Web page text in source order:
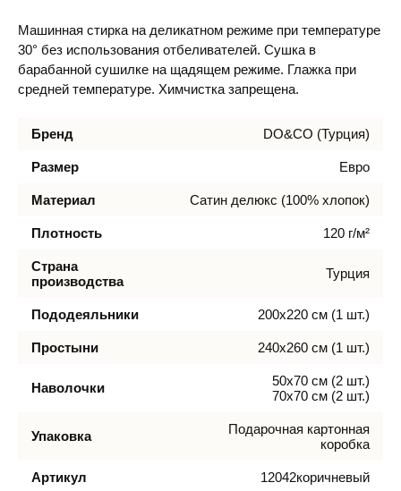
Машинная стирка на деликатном режиме при температуре
30° без использования отбеливателей. Сушка в
барабанной сушилке на щадящем режиме. Глажка при
средней температуре. Химчистка запрещена.
Бренд DO&CO (Турция)
Размер Евро
Материал Сатин делюкс (100% хлопок)
Плотность 120 г/м²
Страна
производства
Турция
Пододеяльники 200х220 см (1 шт.)
Простыни 240х260 см (1 шт.)
Наволочки
50х70 см (2 шт.)
70х70 см (2 шт.)
Упаковка
Подарочная картонная
коробка
Артикул 12042коричневый